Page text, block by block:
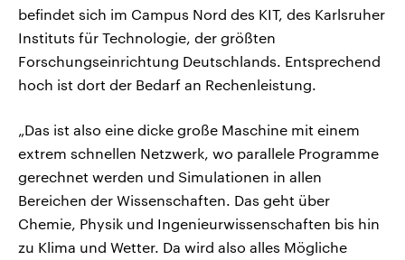
befindet sich im Campus Nord des KIT, des Karlsruher
Instituts für Technologie, der größten
Forschungseinrichtung Deutschlands. Entsprechend
hoch ist dort der Bedarf an Rechenleistung.
„Das ist also eine dicke große Maschine mit einem
extrem schnellen Netzwerk, wo parallele Programme
gerechnet werden und Simulationen in allen
Bereichen der Wissenschaften. Das geht über
Chemie, Physik und Ingenieurwissenschaften bis hin
zu Klima und Wetter. Da wird also alles Mögliche